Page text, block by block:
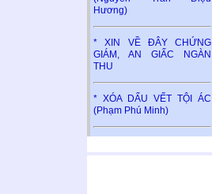
Hương)
* XIN VỀ ĐÂY CHỨNG
GIÁM, AN GIẤC NGÀN
THU
* XÓA DẤU VẾT TỘI ÁC
(Phạm Phú Minh)